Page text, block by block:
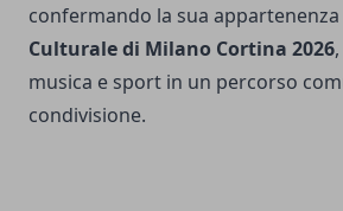
confermando la sua appartenenza
Culturale di Milano Cortina 2026
musica e sport in un percorso
condivisione.